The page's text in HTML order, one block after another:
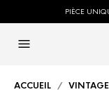
PIÈCE
ACCUEIL / VINTAGE